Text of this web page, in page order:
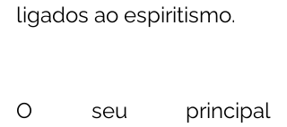
ligados ao espiritismo.
O seu principal